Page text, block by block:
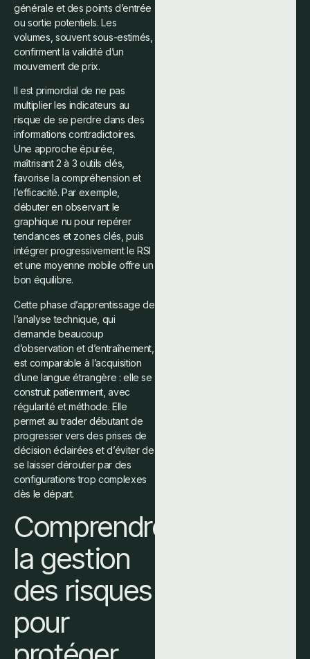
générale et des points d’entrée
ou sortie potentiels. Les
volumes, souvent sous-estimés,
confirment la validité d’un
mouvement de prix.
Il est primordial de ne pas
multiplier les indicateurs au
risque de se perdre dans des
informations contradictoires.
Une approche épurée,
maîtrisant 2 à 3 outils clés,
favorise la compréhension et
l’efficacité. Par exemple,
débuter en observant le
graphique nu pour repérer
tendances et zones clés, puis
intégrer progressivement le RSI
et une moyenne mobile offre un
bon équilibre.
Cette phase d’apprentissage de
l’analyse technique, qui
demande beaucoup
d’observation et d’entraînement,
est comparable à l’acquisition
d’une langue étrangère : elle se
construit patiemment, avec
régularité et méthode. Elle
permet au trader débutant de
progresser vers des prises de
décision éclairées et d’éviter de
se laisser dérouter par des
configurations trop complexes
dès le départ.
Comprendre
la gestion
des risques
pour